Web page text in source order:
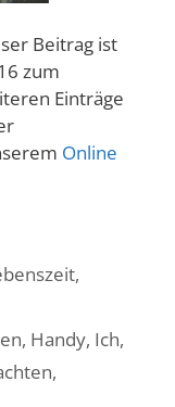
Beitrag ist
zum
Einträge
Online
,
, Handy, Ich,
,